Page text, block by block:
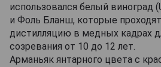
использовался белый виноград
и Фоль Бланш, которые
дистилляцию в медных кадрах
созревания от 10 до 12 лет.
Арманьяк янтарного цвета с